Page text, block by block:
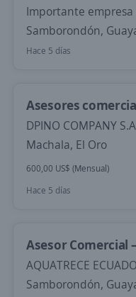
Importante empresa
Samborondón,
Hace 5 días
Asesores
DPINO COMPANY
Machala, El Oro
600,00 US$ (Mensual)
Hace 5 días
Asesor Comercial
AQUATRECE
Samborondón,